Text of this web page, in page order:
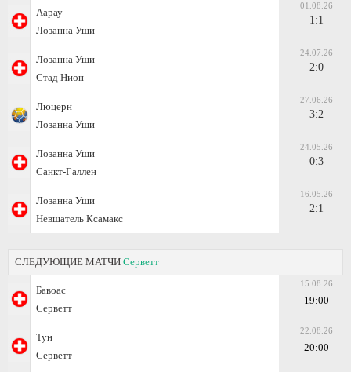
Аарау
Лозанна Уши
01.08.26
1:1
Лозанна Уши
Стад Нион
24.07.26
2:0
Люцерн
Лозанна Уши
27.06.26
3:2
Лозанна Уши
Санкт-Галлен
24.05.26
0:3
Лозанна Уши
Невшатель Ксамакс
16.05.26
2:1
СЛЕДУЮЩИЕ МАТЧИ Серветт
Бавоас
Серветт
15.08.26
19:00
Тун
Серветт
22.08.26
20:00